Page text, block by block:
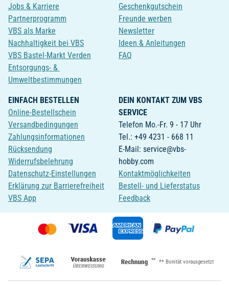
Jobs & Karriere
Partnerprogramm
VBS als Marke
Nachhaltigkeit bei VBS
VBS Bastel-Markt Verden
Entsorgungs- &
Umweltbestimmungen
Geschenkgutschein
Freunde werben
Newsletter
Ideen & Anleitungen
FAQ
EINFACH BESTELLEN
Online-Bestellschein
Versandbedingungen
Zahlungsinformationen
Rücksendung
Widerrufsbelehrung
Datenschutz-Einstellungen
Erklärung zur Barrierefreiheit
VBS App
DEIN KONTAKT ZUM VBS
SERVICE
Telefon Mo.-Fr. 9 - 17 Uhr
Tel.: +49 4231 - 668 11
E-Mail: service@vbs-
hobby.com
Kontaktmöglichkeiten
Bestell- und Lieferstatus
Feedback
** ** Bonität vorausgesetzt